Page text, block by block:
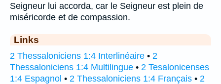
Seigneur lui accorda, car le Seigneur est plein de
miséricorde et de compassion.
Links
2 Thessaloniciens 1:4 Interlinéaire • 2
Thessaloniciens 1:4 Multilingue • 2 Tesalonicenses
1:4 Espagnol • 2 Thessaloniciens 1:4 Français • 2